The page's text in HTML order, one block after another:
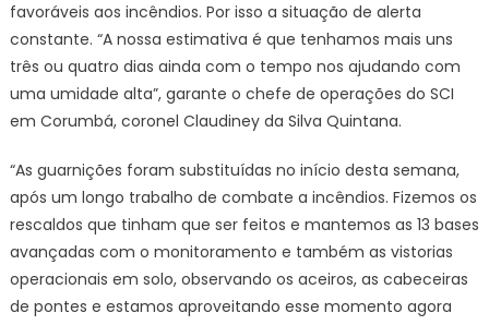
favoráveis aos incêndios. Por isso a situação de alerta
constante. “A nossa estimativa é que tenhamos mais uns
três ou quatro dias ainda com o tempo nos ajudando com
uma umidade alta”, garante o chefe de operações do SCI
em Corumbá, coronel Claudiney da Silva Quintana.
“As guarnições foram substituídas no início desta semana,
após um longo trabalho de combate a incêndios. Fizemos os
rescaldos que tinham que ser feitos e mantemos as 13 bases
avançadas com o monitoramento e também as vistorias
operacionais em solo, observando os aceiros, as cabeceiras
de pontes e estamos aproveitando esse momento agora